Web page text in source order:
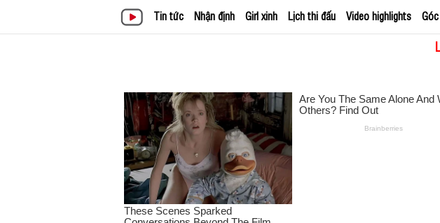
Tin tức Nhận định Girl xinh Lịch thi đấu Video highlights